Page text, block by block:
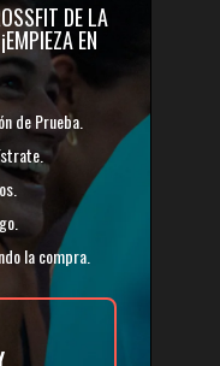
DE LA
EN
de Prueba.
la compra.